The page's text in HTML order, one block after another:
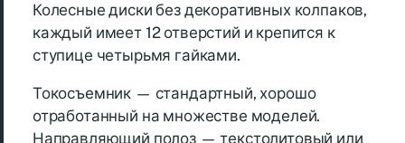
Колесные диски без декоративных колпаков,
каждый имеет 12 отверстий и крепится к
ступице четырьмя гайками.
Токосъемник — стандартный, хорошо
отработанный на множестве моделей.
Направляющий полоз — текстолитовый или